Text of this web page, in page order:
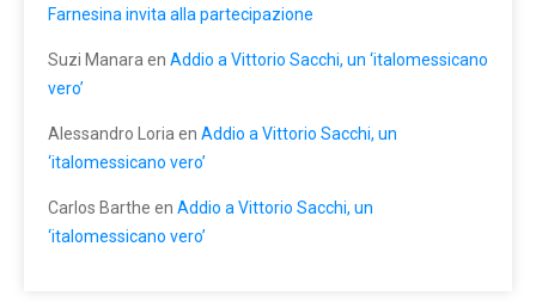
Farnesina invita alla partecipazione
Suzi Manara en Addio a Vittorio Sacchi, un ‘italomessicano
vero’
Alessandro Loria en Addio a Vittorio Sacchi, un
‘italomessicano vero’
Carlos Barthe en Addio a Vittorio Sacchi, un
‘italomessicano vero’